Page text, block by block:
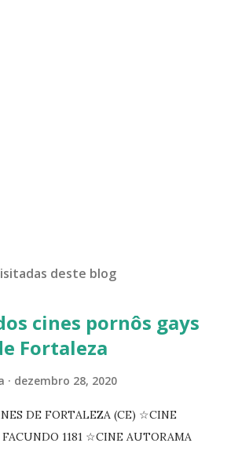
deste blog
cines pornôs gays
Fortaleza
dezembro 28, 2020
DE FORTALEZA (CE) ☆CINE
FACUNDO 1181 ☆CINE AUTORAMA